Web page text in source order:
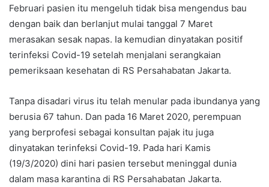
Februari pasien itu mengeluh tidak bisa mengendus bau
dengan baik dan berlanjut mulai tanggal 7 Maret
merasakan sesak napas. Ia kemudian dinyatakan positif
terinfeksi Covid-19 setelah menjalani serangkaian
pemeriksaan kesehatan di RS Persahabatan Jakarta.
Tanpa disadari virus itu telah menular pada ibundanya yang
berusia 67 tahun. Dan pada 16 Maret 2020, perempuan
yang berprofesi sebagai konsultan pajak itu juga
dinyatakan terinfeksi Covid-19. Pada hari Kamis
(19/3/2020) dini hari pasien tersebut meninggal dunia
dalam masa karantina di RS Persahabatan Jakarta.